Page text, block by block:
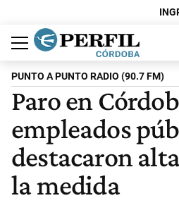
Política
Economía
Judiciales
Sociedad
Cultura
Espectáculos
Deportes
Protagonistas
PUNTO A PUNTO RADIO (90.7 FM)
Paro en
empleados
destacaron
la medida